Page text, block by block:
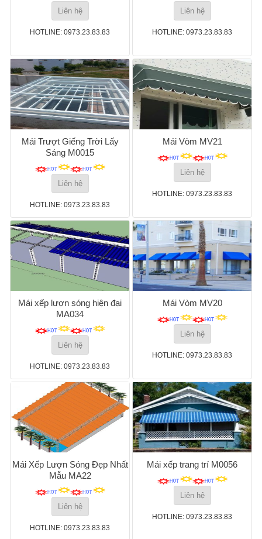
Liên hệ
HOTLINE: 0973.23.83.83
Liên hệ
HOTLINE: 0973.23.83.83
Mái Trượt Giếng Trời Lấy
Sáng M0015
Liên hệ
HOTLINE: 0973.23.83.83
Mái Vòm MV21
Liên hệ
HOTLINE: 0973.23.83.83
Mái xếp lượn sóng hiện đại
MA034
Liên hệ
HOTLINE: 0973.23.83.83
Mái Vòm MV20
Liên hệ
HOTLINE: 0973.23.83.83
Mái Xếp Lượn Sóng Đẹp Nhất
Mẫu MA22
Liên hệ
HOTLINE: 0973.23.83.83
Mái xếp trang trí M0056
Liên hệ
HOTLINE: 0973.23.83.83